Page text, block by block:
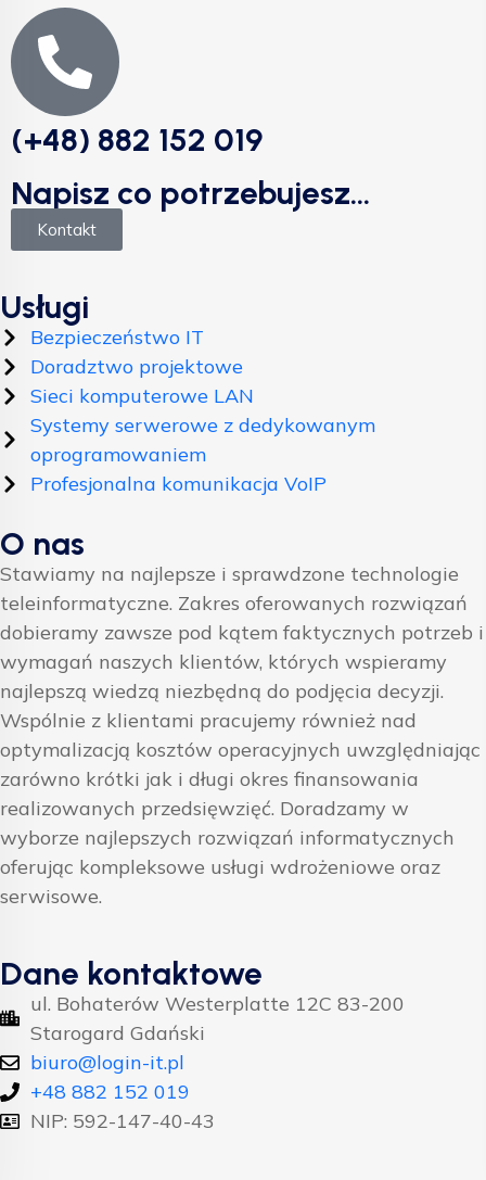
(+48) 882 152 019
Napisz co potrzebujesz...
Kontakt
Usługi
Bezpieczeństwo IT
Doradztwo projektowe
Sieci komputerowe LAN
Systemy serwerowe z dedykowanym
oprogramowaniem
Profesjonalna komunikacja VoIP
O nas
Stawiamy na najlepsze i sprawdzone technologie
teleinformatyczne. Zakres oferowanych rozwiązań
dobieramy zawsze pod kątem faktycznych potrzeb i
wymagań naszych klientów, których wspieramy
najlepszą wiedzą niezbędną do podjęcia decyzji.
Wspólnie z klientami pracujemy również nad
optymalizacją kosztów operacyjnych uwzględniając
zarówno krótki jak i długi okres finansowania
realizowanych przedsięwzięć. Doradzamy w
wyborze najlepszych rozwiązań informatycznych
oferując kompleksowe usługi wdrożeniowe oraz
serwisowe.
Dane kontaktowe
ul. Bohaterów Westerplatte 12C 83-200
Starogard Gdański
biuro@login-it.pl
+48 882 152 019
NIP: 592-147-40-43